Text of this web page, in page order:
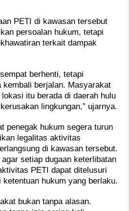
PETI di kawasan tersebut
persoalan hukum, tetapi
terkait dampak
berhenti, tetapi
berjalan. Masyarakat
itu berada di daerah hulu
lingkungan,” ujarnya.
penegak hukum segera turun
legalitas aktivitas
di kawasan tersebut.
setiap dugaan keterlibatan
PETI dapat ditelusuri
hukum yang berlaku.
bukan tanpa alasan.